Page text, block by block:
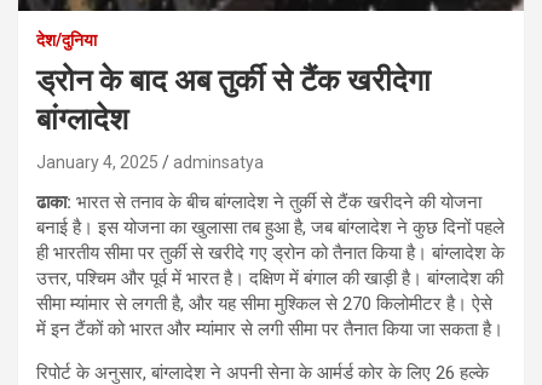
देश/दुनिया
ड्रोन के बाद अब तुर्की से टैंक खरीदेगा
बांग्लादेश
January 4, 2025 adminsatya
ढाका: भारत से तनाव के बीच बांग्लादेश ने तुर्की से टैंक खरीदने की योजना
बनाई है। इस योजना का खुलासा तब हुआ है, जब बांग्लादेश ने कुछ दिनों पहले
ही भारतीय सीमा पर तुर्की से खरीदे गए ड्रोन को तैनात किया है। बांग्लादेश के
उत्तर, पश्चिम और पूर्व में भारत है। दक्षिण में बंगाल की खाड़ी है। बांग्लादेश की
सीमा म्यांमार से लगती है, और यह सीमा मुश्किल से 270 किलोमीटर है। ऐसे
में इन टैंकों को भारत और म्यांमार से लगी सीमा पर तैनात किया जा सकता है।
रिपोर्ट के अनुसार, बांग्लादेश ने अपनी सेना के आर्मर्ड कोर के लिए 26 हल्के